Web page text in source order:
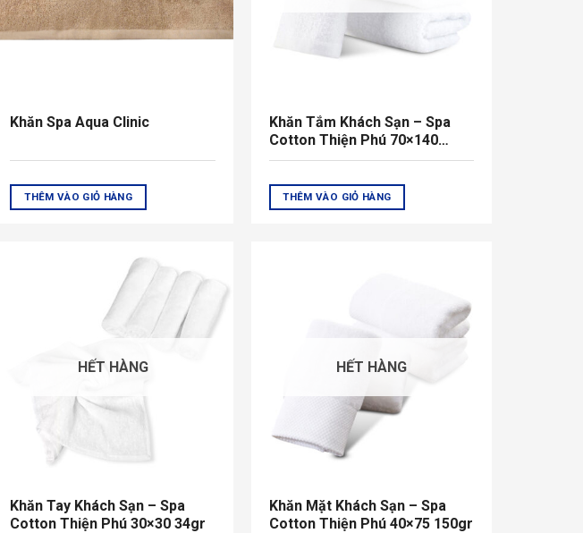
Khăn Spa Aqua Clinic
THÊM VÀO GIỎ HÀNG
Khăn Tắm Khách Sạn – Spa
Cotton Thiện Phú 70×140
500gr
THÊM VÀO GIỎ HÀNG
HẾT HÀNG
Khăn Tay Khách Sạn – Spa
Cotton Thiện Phú 30×30 34gr
HẾT HÀNG
Khăn Mặt Khách Sạn – Spa
Cotton Thiện Phú 40×75 150gr